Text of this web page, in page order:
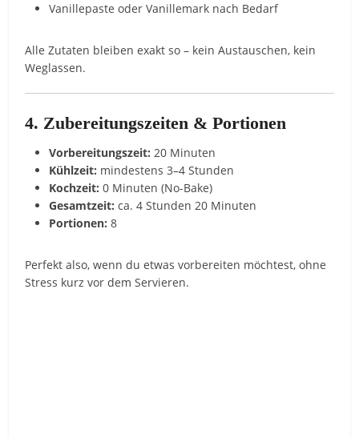
Vanillepaste oder Vanillemark nach Bedarf
Alle Zutaten bleiben exakt so – kein Austauschen, kein
Weglassen.
4. Zubereitungszeiten & Portionen
Vorbereitungszeit: 20 Minuten
Kühlzeit: mindestens 3–4 Stunden
Kochzeit: 0 Minuten (No-Bake)
Gesamtzeit: ca. 4 Stunden 20 Minuten
Portionen: 8
Perfekt also, wenn du etwas vorbereiten möchtest, ohne
Stress kurz vor dem Servieren.